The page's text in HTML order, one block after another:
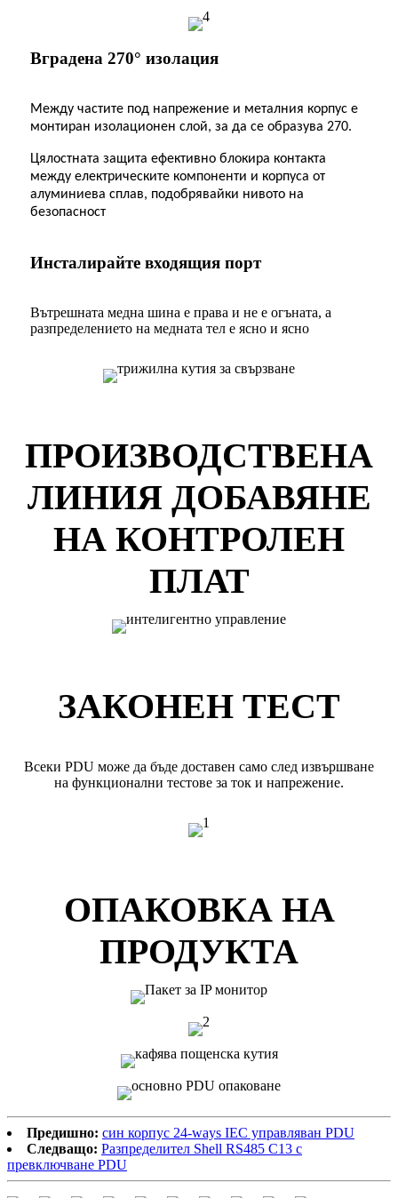
Вградена 270° изолация
Между частите под напрежение и металния корпус е
монтиран изолационен слой, за да се образува 270.
Цялостната защита ефективно блокира контакта
между електрическите компоненти и корпуса от
алуминиева сплав, подобрявайки нивото на
безопасност
Инсталирайте входящия порт
Вътрешната медна шина е права и не е огъната, а
разпределението на медната тел е ясно и ясно
ПРОИЗВОДСТВЕНА
ЛИНИЯ ДОБАВЯНЕ
НА КОНТРОЛЕН
ПЛАТ
ЗАКОНЕН ТЕСТ
Всеки PDU може да бъде доставен само след извършване
на функционални тестове за ток и напрежение.
ОПАКОВКА НА
ПРОДУКТА
Предишно: син корпус 24-ways IEC управляван PDU
Следващо: Разпределител Shell RS485 C13 с
превключване PDU